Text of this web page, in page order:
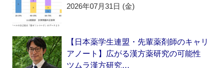
2026年07月31日 (金)
【日本薬学生連盟・先輩薬剤師のキャリ
アノート】広がる漢方薬研究の可能性
ツムラ漢方研究…